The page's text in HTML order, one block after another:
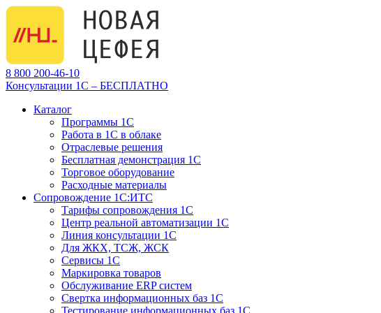
8 800 200-46-10
Консультации 1С – БЕСПЛАТНО
Каталог
Программы 1С
Работа в 1С в облаке
Отраслевые решения
Бесплатная демонстрация 1С
Торговое оборудование
Расходные материалы
Сопровождение 1С:ИТС
Тарифы сопровождения 1С
Центр реальной автоматизации 1С
Линия консультации 1С
Для ЖКХ, ТСЖ, ЖСК
Сервисы 1С
Маркировка товаров
Обслуживание ERP систем
Свертка информационных баз 1С
Тестирование информационных баз 1С